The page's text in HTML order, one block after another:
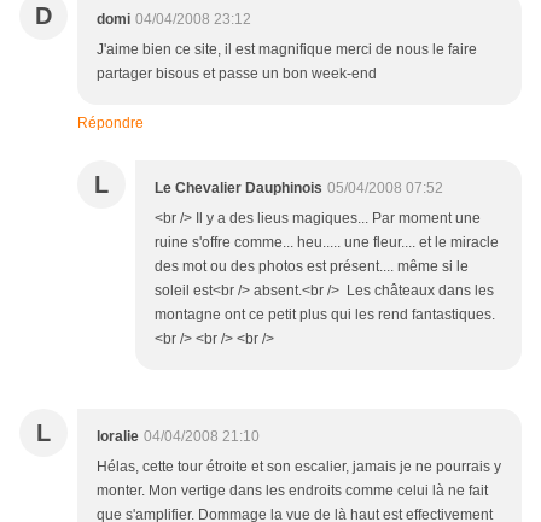
D domi 04/04/2008 23:12
J'aime bien ce site, il est magnifique merci de nous le faire
partager bisous et passe un bon week-end
Répondre
L Le Chevalier Dauphinois 05/04/2008 07:52
<br /> Il y a des lieus magiques... Par moment une
ruine s'offre comme... heu..... une fleur.... et le miracle
des mot ou des photos est présent.... même si le
soleil est<br /> absent.<br /> Les châteaux dans les
montagne ont ce petit plus qui les rend fantastiques.
<br /> <br /> <br />
L loralie 04/04/2008 21:10
Hélas, cette tour étroite et son escalier, jamais je ne pourrais y
monter. Mon vertige dans les endroits comme celui là ne fait
que s'amplifier. Dommage la vue de là haut est effectivement